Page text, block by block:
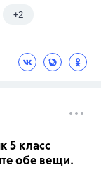
+2
5 класс
обе вещи.